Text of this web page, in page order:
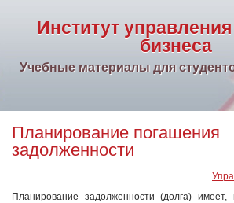
Институт
бизнеса
Учебные материалы для
Планирование погашения
задолженности
Планирование задолженности (долга)